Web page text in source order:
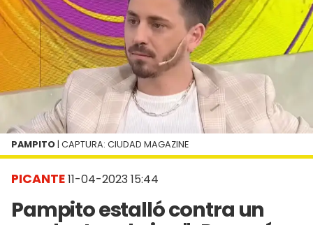
PICANTE11-04-2023 15:44
Pampito estalló contra un
PAMPITO | CAPTURA: CIUDAD MAGAZINE